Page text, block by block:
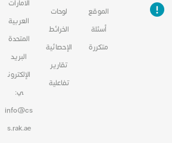
الموقع
أسئلة
متكررة
لوحات
الخرائط
الإحصائية
تقارير
تفاعلية
الامارات
العربية
المتحدة
البريد
الإلكترون
ي:
info@cs
s.rak.ae